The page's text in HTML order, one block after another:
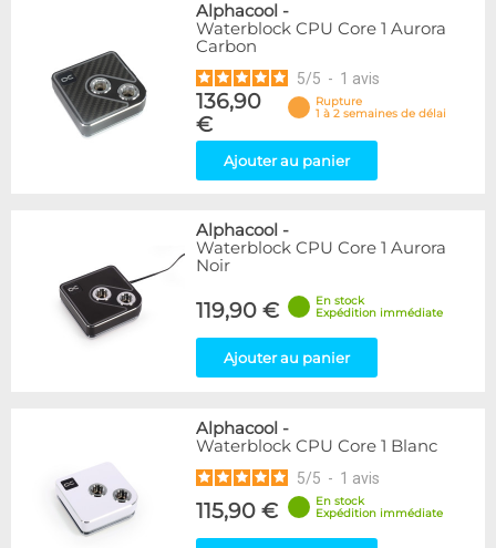
Alphacool -
Waterblock CPU Core 1 Aurora
Carbon
5/5 - 1 avis
136,90
€
Rupture
1 à 2 semaines de délai
Ajouter au panier
Alphacool -
Waterblock CPU Core 1 Aurora
Noir
119,90 €
En stock
Expédition immédiate
Ajouter au panier
Alphacool -
Waterblock CPU Core 1 Blanc
5/5 - 1 avis
115,90 €
En stock
Expédition immédiate